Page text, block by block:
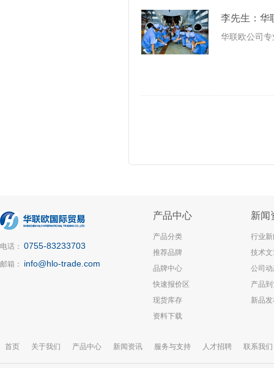
李先生：华
华联欧公司
电话： 0755-83233703
邮箱： info@hlo-trade.com
产品中心
产品分类
推荐品牌
品牌中心
快速报价区
现货库存
资料下载
新闻
行业
技术
公司
产品
新品
首页 关于我们 产品中心 新闻资讯 服务与支持 人才招聘 联系我们